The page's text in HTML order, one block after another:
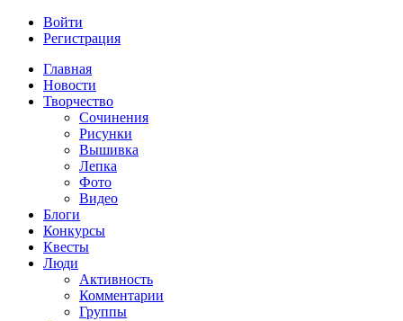
Войти
Регистрация
Главная
Новости
Творчество
Сочинения
Рисунки
Вышивка
Лепка
Фото
Видео
Блоги
Конкурсы
Квесты
Люди
Активность
Комментарии
Группы